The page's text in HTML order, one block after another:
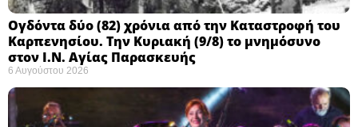
Ογδόντα δύο (82) χρόνια από την Καταστροφή του
Καρπενησίου. Την Κυριακή (9/8) το μνημόσυνο
στον Ι.Ν. Αγίας Παρασκευής
6 Αυγούστου 2026